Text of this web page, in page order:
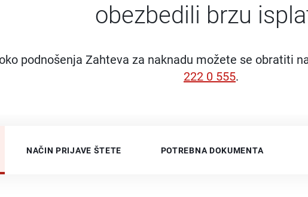
obezbedili brzu
podnošenja Zahteva za naknadu možete se obratiti
222 0 555.
NAČIN PRIJAVE ŠTETE POTREBNA DOKUMENTA